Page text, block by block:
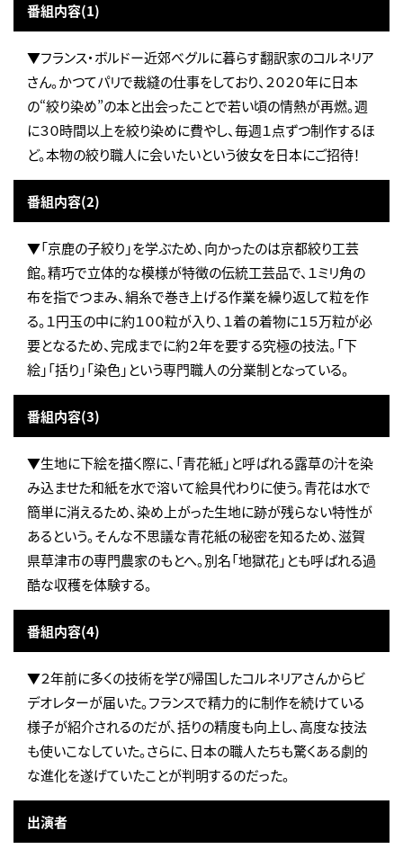
番組内容(1)
▼フランス・ボルドー近郊べグルに暮らす翻訳家のコルネリア
さん。かつてパリで裁縫の仕事をしており、２０２０年に日本
の“絞り染め”の本と出会ったことで若い頃の情熱が再燃。週
に３０時間以上を絞り染めに費やし、毎週１点ずつ制作するほ
ど。本物の絞り職人に会いたいという彼女を日本にご招待！
番組内容(2)
▼「京鹿の子絞り」を学ぶため、向かったのは京都絞り工芸
館。精巧で立体的な模様が特徴の伝統工芸品で、１ミリ角の
布を指でつまみ、絹糸で巻き上げる作業を繰り返して粒を作
る。１円玉の中に約１００粒が入り、１着の着物に１５万粒が必
要となるため、完成までに約２年を要する究極の技法。「下
絵」「括り」「染色」という専門職人の分業制となっている。
番組内容(3)
▼生地に下絵を描く際に、「青花紙」と呼ばれる露草の汁を染
み込ませた和紙を水で溶いて絵具代わりに使う。青花は水で
簡単に消えるため、染め上がった生地に跡が残らない特性が
あるという。そんな不思議な青花紙の秘密を知るため、滋賀
県草津市の専門農家のもとへ。別名「地獄花」とも呼ばれる過
酷な収穫を体験する。
番組内容(4)
▼２年前に多くの技術を学び帰国したコルネリアさんからビ
デオレターが届いた。フランスで精力的に制作を続けている
様子が紹介されるのだが、括りの精度も向上し、高度な技法
も使いこなしていた。さらに、日本の職人たちも驚くある劇的
な進化を遂げていたことが判明するのだった。
出演者